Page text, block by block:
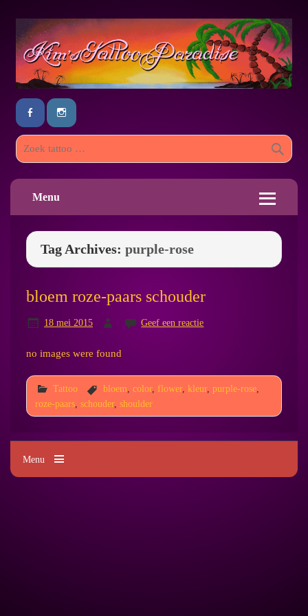
Menu
Tag Archives: purple-rose
bloem roze-paars schouder
18 mei 2015 Geef een reactie
no images were found
Tattoo bloem color, flower, kleur, purple-rose,
roze-paars, schouder, shoulder
Menu